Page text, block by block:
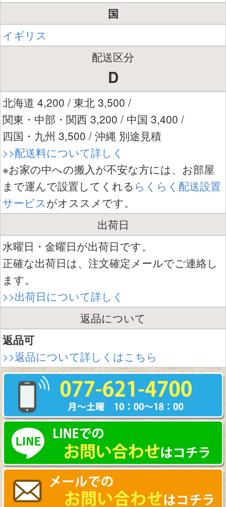
国
イギリス
配送区分
D
北海道 4,200 / 東北 3,500 /
関東・中部・関西 3,200 / 中国 3,400 /
四国・九州 3,500 / 沖縄 別途見積
>>配送料について詳しく
※お家の中への搬入が不安な方には、お部屋
まで運んで設置してくれる らくらく配送設置
サービスがオススメです。
出荷日
水曜日・金曜日が出荷日です。
正確な出荷日は、注文確定メールでご連絡し
ます。
>>出荷日について詳しく
返品について
返品可
>>返品について詳しくはこちら